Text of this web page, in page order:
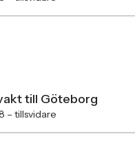
till Göteborg
– tillsvidare